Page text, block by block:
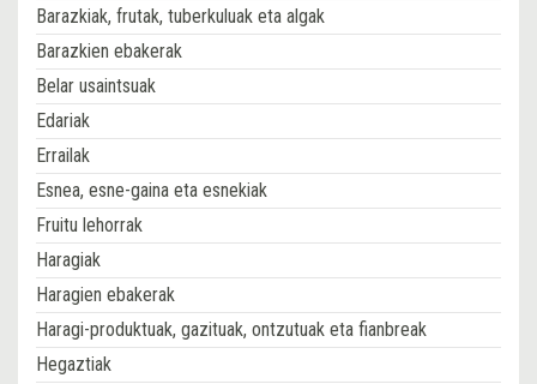
Barazkiak, frutak, tuberkuluak eta algak
Barazkien ebakerak
Belar usaintsuak
Edariak
Errailak
Esnea, esne-gaina eta esnekiak
Fruitu lehorrak
Haragiak
Haragien ebakerak
Haragi-produktuak, gazituak, ontzutuak eta fianbreak
Hegaztiak